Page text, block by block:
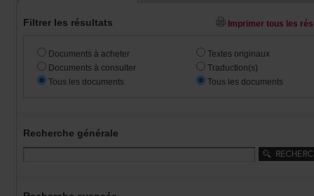
Filtrerlesrésultats
Documentsàacheter
Documentsàconsulter
Touslesdocuments
Textesoriginaux
Traduction(s)
Touslesdocuments
Recherchegénérale